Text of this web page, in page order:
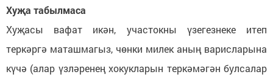
Хуҗа табылмаса
Хуҗасы вафат икән, участокны үзегезнеке итеп
теркәргә маташмагыз, чөнки милек аның варисларына
күчә (алар үзләренең хокукларын теркәмәгән булсалар